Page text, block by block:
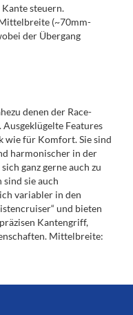
steuern.
(~70mm-
der Übergang
denen der Race-
Features
wie für Komfort. Sie sind
harmonischer in der
ganz gerne auch zu
sie auch
variabler in den
und bieten
Kantengriff,
Mittelbreite: